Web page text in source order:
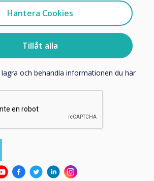
to buy?
the form below
Hantera Cookies
Tillåt alla
till att ta emot kommunikation från
om hur vi samlar in och använder dina
besök vårintegritetspolicy
och behandla informationen du har